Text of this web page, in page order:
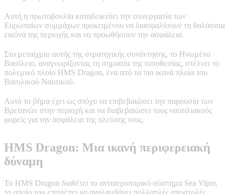
Αυτή η πρωτοβουλία καταδεικνύει την συνεργασία των
Ευρωπαίων συμμάχων προκειμένου να διασφαλίσουν τη θαλάσσια
εικόνα της περιοχής και να προωθήσουν την ασφάλεια.
Στο μεταίχμιο αυτής της στρατηγικής συνάντησης, το Ηνωμένο
Βασίλειο, αναγνωρίζοντας τη σημασία της τοποθεσίας, στέλνει το
πολεμικό πλοίο HMS Dragon, ένα από τα πιο ικανά πλοία του
Βασιλικού Ναυτικού.
Αυτό το βήμα έχει ως στόχο να επιβεβαιώσει την παρουσία των
Βρετανών στην περιοχή και να διαβεβαιώσει τους ναυτιλιακούς
φορείς για την ασφάλεια της πλεύσης τους.
HMS Dragon: Μια ικανή περιφερειακή
δύναμη
Το HMS Dragon διαθέτει το αντιαεροπορικό σύστημα Sea Viper,